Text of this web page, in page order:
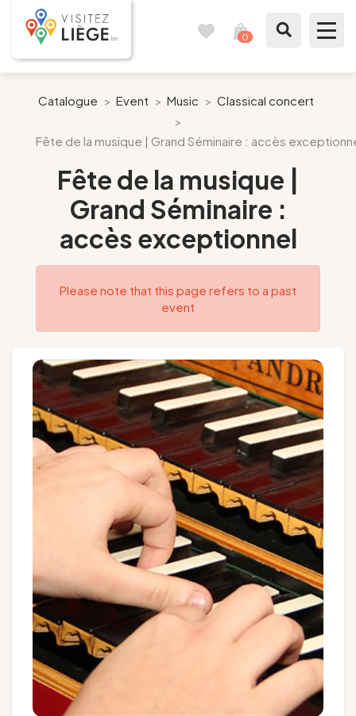
0
Like a citizen of Liège
Prepare my stay
Our suggestions
Follow us
Groups and tour operators
DE
Catalogue > Event > Music > Classical concert
>
Fête de la musique | Grand Séminaire : accès
Fête de la musique |
Grand Séminaire :
accès exceptionnel
Please note that this page refers to a past
event